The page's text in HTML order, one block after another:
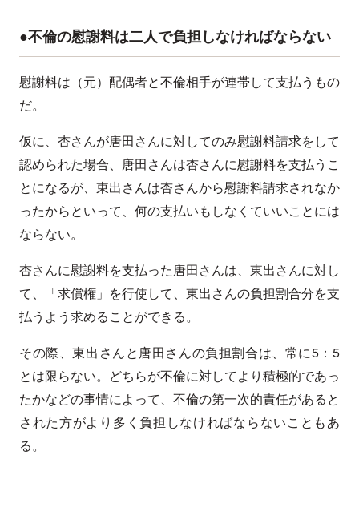
●不倫の慰謝料は二人で負担しなければならない
慰謝料は（元）配偶者と不倫相手が連帯して支払うもの
だ。
仮に、杏さんが唐田さんに対してのみ慰謝料請求をして
認められた場合、唐田さんは杏さんに慰謝料を支払うこ
とになるが、東出さんは杏さんから慰謝料請求されなか
ったからといって、何の支払いもしなくていいことには
ならない。
杏さんに慰謝料を支払った唐田さんは、東出さんに対し
て、「求償権」を行使して、東出さんの負担割合分を支
払うよう求めることができる。
その際、東出さんと唐田さんの負担割合は、常に5：5
とは限らない。どちらが不倫に対してより積極的であっ
たかなどの事情によって、不倫の第一次的責任があると
された方がより多く負担しなければならないこともあ
る。